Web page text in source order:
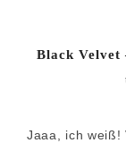
Black
Jaaa, ich weiß!